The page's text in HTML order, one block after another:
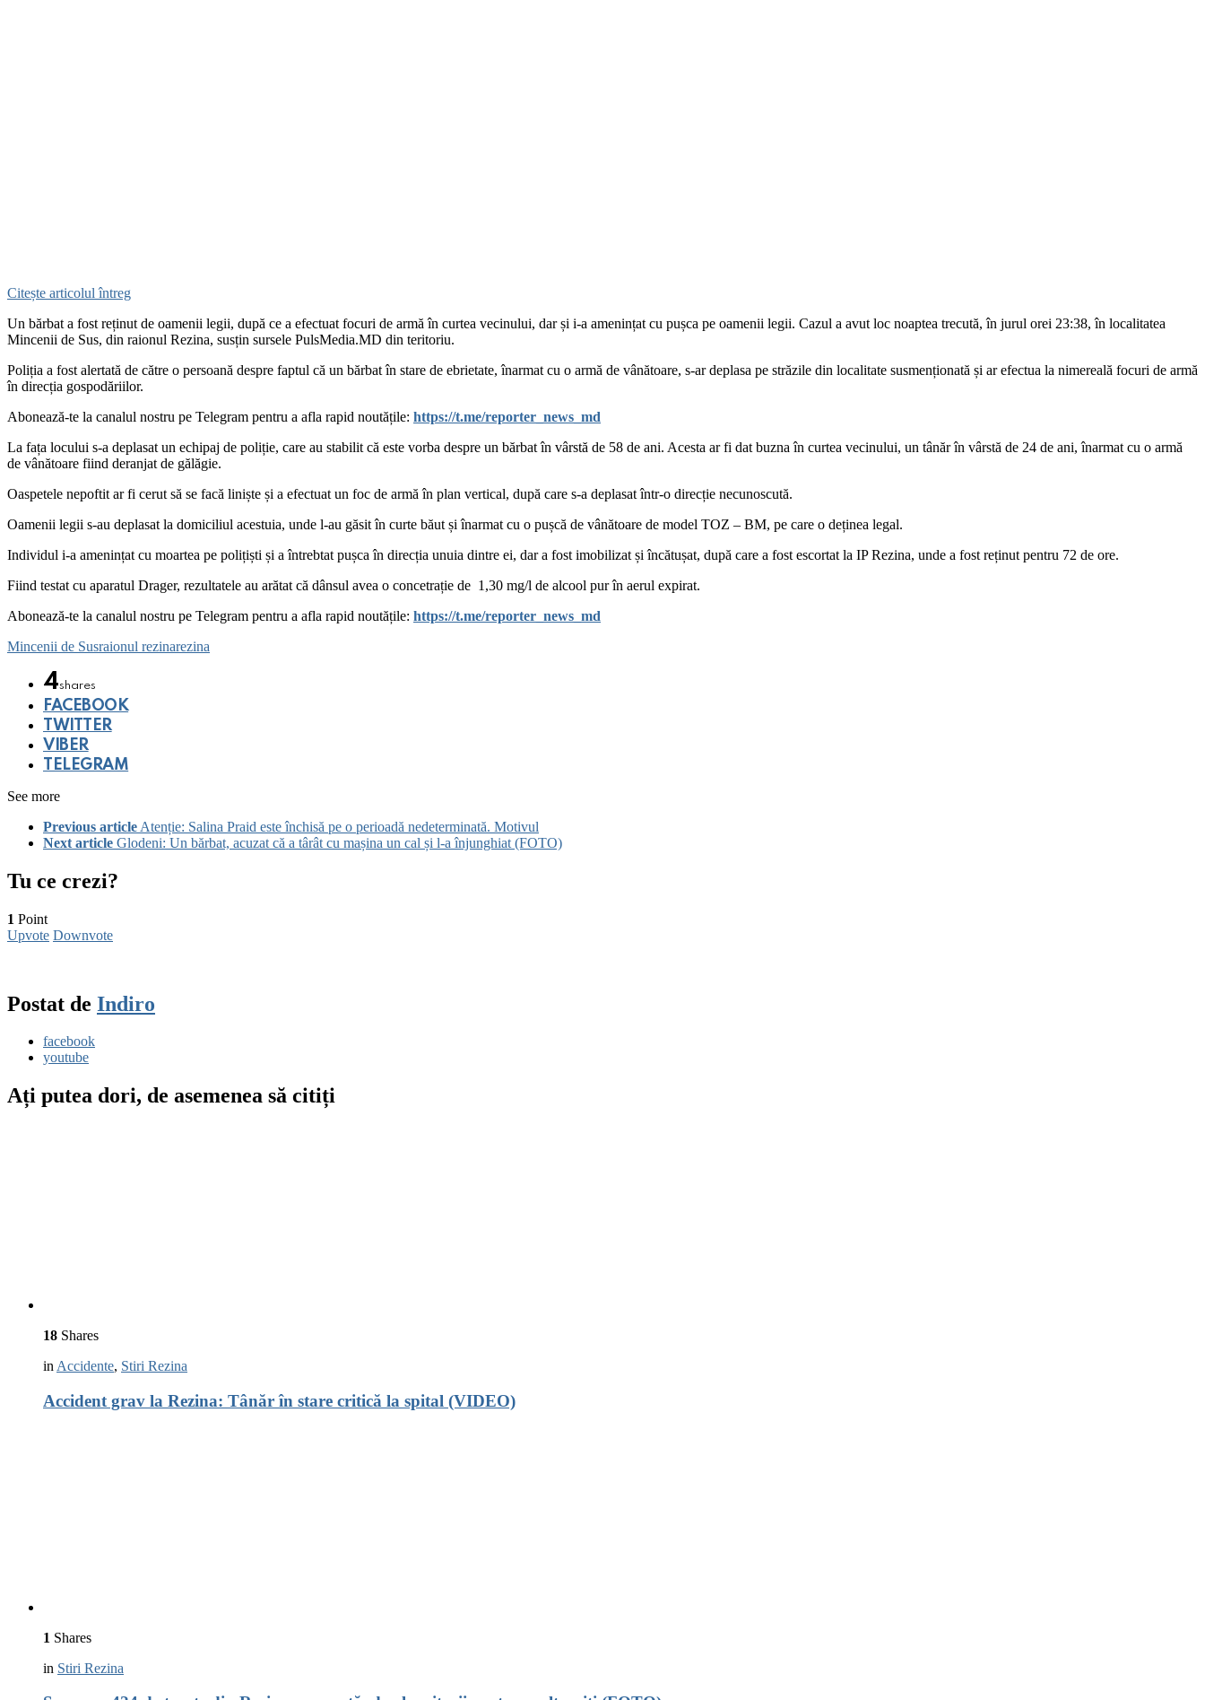
Citește articolul întreg
Un bărbat a fost reținut de oamenii legii, după ce a efectuat focuri de armă în curtea vecinului, dar și i-a amenințat cu pușca pe oamenii legii. Cazul a avut loc noaptea trecută, în jurul orei 23:38, în localitatea
Mincenii de Sus, din raionul Rezina, susțin sursele PulsMedia.MD din teritoriu.
Poliția a fost alertată de către o persoană despre faptul că un bărbat în stare de ebrietate, înarmat cu o armă de vânătoare, s-ar deplasa pe străzile din localitate susmenționată și ar efectua la nimereală focuri de armă
în direcția gospodăriilor.
‍Abonează-te la canalul nostru pe Telegram pentru a afla rapid noutățile: https://t.me/reporter_news_md
La fața locului s-a deplasat un echipaj de poliție, care au stabilit că este vorba despre un bărbat în vârstă de 58 de ani. Acesta ar fi dat buzna în curtea vecinului, un tânăr în vârstă de 24 de ani, înarmat cu o armă
de vânătoare fiind deranjat de gălăgie.
Oaspetele nepoftit ar fi cerut să se facă liniște și a efectuat un foc de armă în plan vertical, după care s-a deplasat într-o direcție necunoscută.
Oamenii legii s-au deplasat la domiciliul acestuia, unde l-au găsit în curte băut și înarmat cu o pușcă de vânătoare de model TOZ – BM, pe care o deținea legal.
Individul i-a amenințat cu moartea pe polițiști și a întrebtat pușca în direcția unuia dintre ei, dar a fost imobilizat și încătușat, după care a fost escortat la IP Rezina, unde a fost reținut pentru 72 de ore.
Fiind testat cu aparatul Drager, rezultatele au arătat că dânsul avea o concetrație de 1,30 mg/l de alcool pur în aerul expirat.
‍Abonează-te la canalul nostru pe Telegram pentru a afla rapid noutățile: https://t.me/reporter_news_md
Mincenii de Susraionul rezinarezina
4shares
FACEBOOK
TWITTER
VIBER
TELEGRAM
See more
Previous article Atenție: Salina Praid este închisă pe o perioadă nedeterminată. Motivul
Next article Glodeni: Un bărbat, acuzat că a târât cu mașina un cal și l-a înjunghiat (FOTO)
Tu ce crezi?
1 Point
Upvote Downvote
Postat de Indiro
facebook
youtube
Ați putea dori, de asemenea să citiți
18 Shares
in Accidente, Stiri Rezina
Accident grav la Rezina: Tânăr în stare critică la spital (VIDEO)
1 Shares
in Stiri Rezina